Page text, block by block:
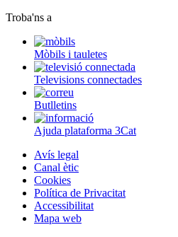
Troba'ns a
Mòbils i tauletes
Televisions connectades
Butlletins
Ajuda plataforma 3Cat
Avís legal
Canal ètic
Cookies
Política de Privacitat
Accessibilitat
Mapa web